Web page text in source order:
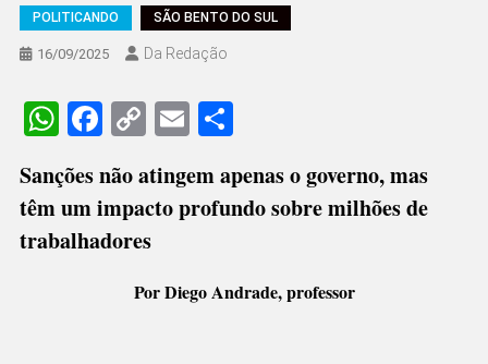
POLITICANDO SÃO BENTO DO SUL
16/09/2025 Da Redação
WhatsApp
Facebook
CopyEmailShare
Sanções não atingem apenas o governo, mas
têm um impacto profundo sobre milhões de
trabalhadores
Por Diego Andrade, professor